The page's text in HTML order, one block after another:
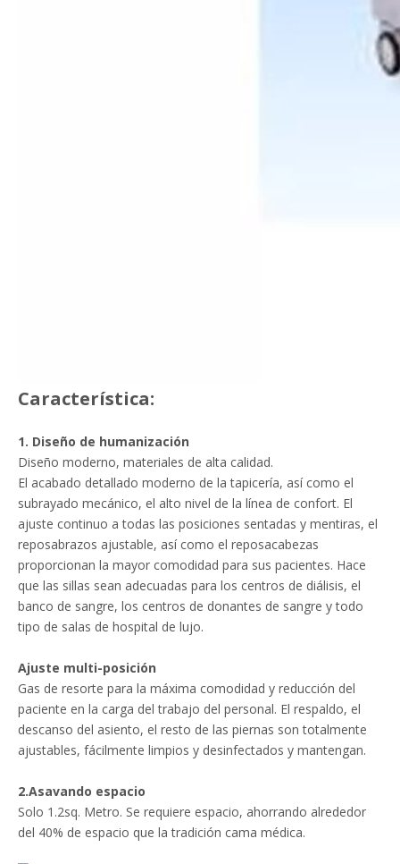
Característica:
1. Diseño de humanización
Diseño moderno, materiales de alta calidad.
El acabado detallado moderno de la tapicería, así como el
subrayado mecánico, el alto nivel de la línea de confort. El
ajuste continuo a todas las posiciones sentadas y mentiras, el
reposabrazos ajustable, así como el reposacabezas
proporcionan la mayor comodidad para sus pacientes. Hace
que las sillas sean adecuadas para los centros de diálisis, el
banco de sangre, los centros de donantes de sangre y todo
tipo de salas de hospital de lujo.
Ajuste multi-posición
Gas de resorte para la máxima comodidad y reducción del
paciente en la carga del trabajo del personal. El respaldo, el
descanso del asiento, el resto de las piernas son totalmente
ajustables, fácilmente limpios y desinfectados y mantengan.
2.Asavando espacio
Solo 1.2sq. Metro. Se requiere espacio, ahorrando alrededor
del 40% de espacio que la tradición cama médica.